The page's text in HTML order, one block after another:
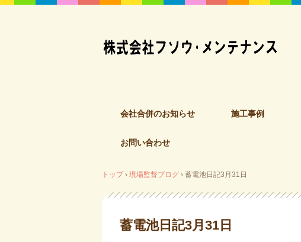
会社合併のお知らせ 施工事例
お問い合わせ
トップ › 現場監督ブログ › 蓄電池日記3月31日
蓄電池日記3月31日